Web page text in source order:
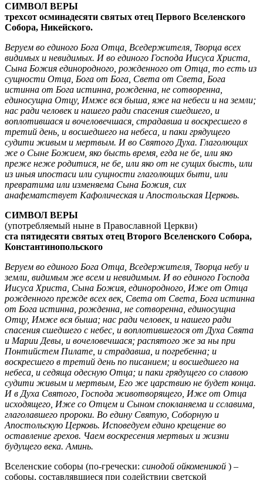
СИМВОЛ ВЕРЫ
трехсот осминадесяти святых отец Первого Вселенского
Собора, Никейского.
Веруем во единого Бога Отца, Вседержителя, Творца всех
видимых и невидимых. И во единого Господа Иисуса Христа,
Сына Божия единородного, рожденного от Отца, то есть из
сущности Отца, Бога от Бога, Света от Света, Бога
истинна от Бога истинна, рожденна, не сотворенна,
единосущна Отцу, Имже вся быша, яже на небеси и на земли;
нас ради человек и нашего ради спасения сшедшего, и
воплотившася и вочеловечшася, страдавша и воскресшего в
третий день, и восшедшего на небеса, и паки грядущего
судити живым и мертвым. И во Святого Духа. Глаголющих
же о Сыне Божием, яко бысть время, егда не бе, или яко
преже неже родитися, не бе, или яко от не сущих бысть, или
из иныя ипостаси или сущности глаголющих быти, или
превратима или изменяема Сына Божия, сих
анафематствует Кафолическая и Апостольская Церковь.
СИМВОЛ ВЕРЫ
(употребляемый ныне в Православной Церкви)
ста пятидесяти святых отец Второго Вселенского Собора,
Константинопольского
Веруем во единого Бога Отца, Вседержителя, Творца небу и
земли, видимым же всем и невидимым. И во единого Господа
Иисуса Христа, Сына Божия, единородного, Иже от Отца
рожденного прежде всех век, Света от Света, Бога истинна
от Бога истинна, рожденна, не сотворенна, единосущна
Отцу, Имже вся быша; нас ради человек, и нашего ради
спасения сшедшего с небес, и воплотившегося от Духа Свята
и Марии Девы, и вочеловечшася; распятого же за ны при
Понтийстем Пилате, и страдавша, и погребенна; и
воскресшего в третий день по писанием; и восшедшего на
небеса, и седяща одесную Отца; и паки грядущего со славою
судити живым и мертвым, Его же царствию не будет конца.
И в Духа Святого, Господа животворящего, Иже от Отца
исходящего, Иже со Отцем и Сыном спокланяема и сславима,
глаголавшего пророки. Во едину Святую, Соборную и
Апостольскую Церковь. Исповедуем едино крещение во
оставление грехов. Чаем воскресения мертвых и жизни
будущего века. Аминь.
Вселенские соборы (по-гречески: синодой ойкоменикой ) –
соборы, составлявшиеся при содействии светской